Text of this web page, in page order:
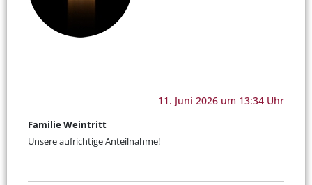
11. Juni 2026 um 13:34 Uhr
Familie Weintritt
Unsere aufrichtige Anteilnahme!